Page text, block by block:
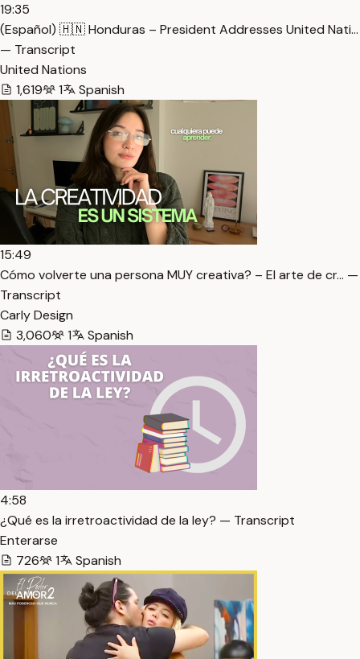
19:35
(Español) 🇭🇳 Honduras – President Addresses United Nati…
— Transcript
United Nations
1,619
1 Spanish
15:49
Cómo volverte una persona MUY creativa? – El arte de cr… —
Transcript
Carly Design
3,060
1 Spanish
4:58
¿Qué es la irretroactividad de la ley? — Transcript
Enterarse
726
1 Spanish